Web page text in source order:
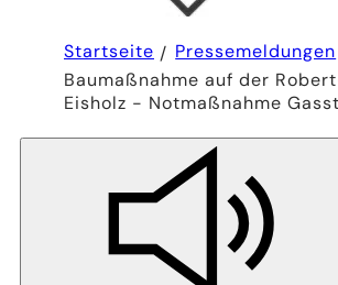
Startseite
Pressemeldungen
Baumaßnahme auf der
Eisholz - Notmaßnahme